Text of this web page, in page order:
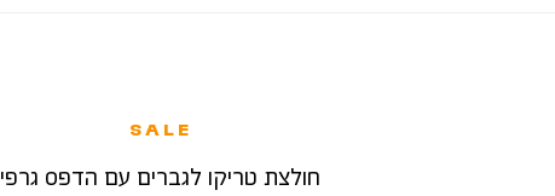
SALE
חולצת טריקו לגברים עם הדפס גרפי